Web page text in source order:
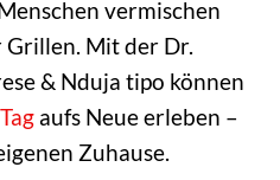
vermischen
Mit der Dr.
& Nduja tipo können
aufs Neue erleben –
Zuhause.